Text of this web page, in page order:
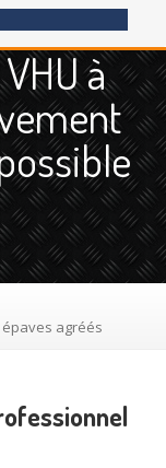
à
agréés